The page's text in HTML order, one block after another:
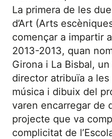
La primera de les
d’Art (Arts
començar a impartir
2013-2013, quan
Girona i La Bisbal,
director atribuïa a
música i dibuix del
varen encarregar de
projecte que va
complicitat de